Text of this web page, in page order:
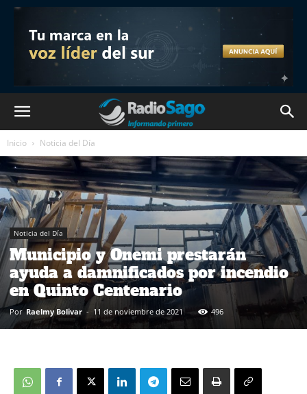
Inicio Noticia del Día
Noticia del Día
Municipio y Onemi prestarán
ayuda a damnificados por incendio
en Quinto Centenario
Por Raelmy Bolivar - 11 de noviembre de 2021 496